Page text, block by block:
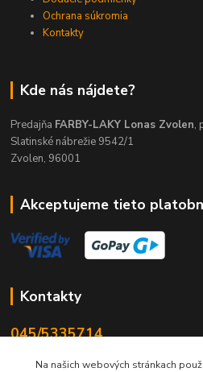
Ochrana súkromia
Kontakty
Kde nás nájdete?
Predajňa FARBY-LAKY Lonas Zvolen,
Slatinské nábrežie 9542/1
Zvolen, 96001
Akceptujeme tieto
Kontakty
045/5335714
Na našich webových stránkach